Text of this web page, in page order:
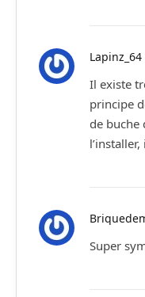
Lapinz_64
Il existe
principe
de buche
Super